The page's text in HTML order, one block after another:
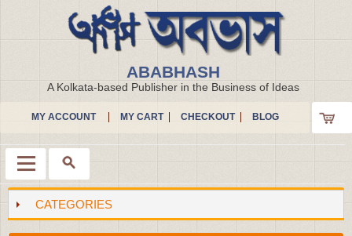
ABABHASH
A Kolkata-based Publisher in the Business of Ideas
MY ACCOUNT MY CART CHECKOUT BLOG
MenuCATEGORIES